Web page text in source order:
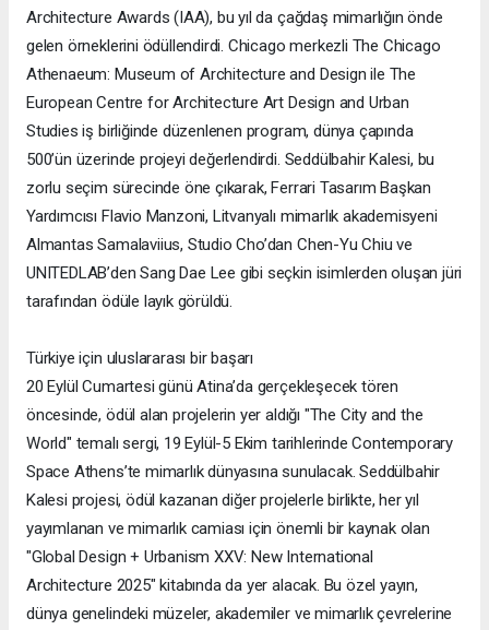
Architecture Awards (IAA), bu yıl da çağdaş mimarlığın önde
gelen örneklerini ödüllendirdi. Chicago merkezli The Chicago
Athenaeum: Museum of Architecture and Design ile The
European Centre for Architecture Art Design and Urban
Studies iş birliğinde düzenlenen program, dünya çapında
500’ün üzerinde projeyi değerlendirdi. Seddülbahir Kalesi, bu
zorlu seçim sürecinde öne çıkarak, Ferrari Tasarım Başkan
Yardımcısı Flavio Manzoni, Litvanyalı mimarlık akademisyeni
Almantas Samalaviius, Studio Cho’dan Chen-Yu Chiu ve
UNITEDLAB’den Sang Dae Lee gibi seçkin isimlerden oluşan jüri
tarafından ödüle layık görüldü.
Türkiye için uluslararası bir başarı
20 Eylül Cumartesi günü Atina’da gerçekleşecek tören
öncesinde, ödül alan projelerin yer aldığı "The City and the
World" temalı sergi, 19 Eylül-5 Ekim tarihlerinde Contemporary
Space Athens’te mimarlık dünyasına sunulacak. Seddülbahir
Kalesi projesi, ödül kazanan diğer projelerle birlikte, her yıl
yayımlanan ve mimarlık camiası için önemli bir kaynak olan
"Global Design + Urbanism XXV: New International
Architecture 2025" kitabında da yer alacak. Bu özel yayın,
dünya genelindeki müzeler, akademiler ve mimarlık çevrelerine